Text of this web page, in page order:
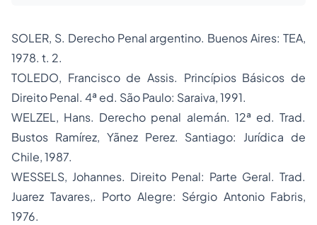
SOLER, S. Derecho Penal argentino. Buenos Aires: TEA,
1978. t. 2.
TOLEDO, Francisco de Assis. Princípios Básicos de
Direito Penal. 4ª ed. São Paulo: Saraiva, 1991.
WELZEL, Hans. Derecho penal alemán. 12ª ed. Trad.
Bustos Ramírez, Yãnez Perez. Santiago: Jurídica de
Chile, 1987.
WESSELS, Johannes. Direito Penal: Parte Geral. Trad.
Juarez Tavares,. Porto Alegre: Sérgio Antonio Fabris,
1976.